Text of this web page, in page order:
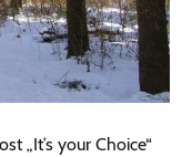
„It’s your Choice“